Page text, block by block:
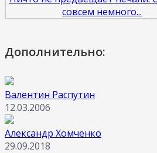
Дополнительно:
Валентин Распутин
12.03.2006
Александр Хомченко
29.09.2018